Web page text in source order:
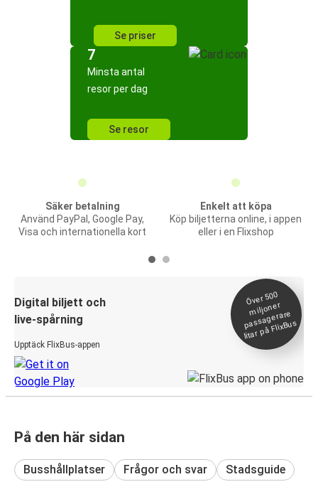
Se priser
7
Minsta antal
resor per dag
Se resor
Säker betalning
Använd PayPal, Google Pay,
Visa och internationella kort
Enkelt att köpa
Köp biljetterna online, i appen
eller i en Flixshop
Digital biljett och
live-spårning
Upptäck FlixBus-appen
Över 500
miljoner
passagerare
litar på FlixBus
På den här sidan
Busshållplatser Frågor och svar Stadsguide